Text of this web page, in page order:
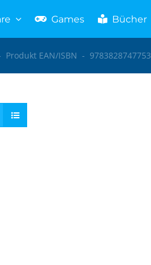
Games Bücher
Produkt EAN/ISBN - 9783828747753